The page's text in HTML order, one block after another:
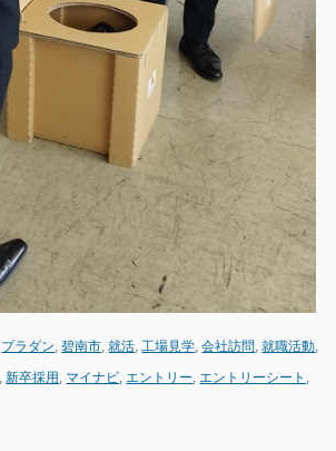
プラダン ,碧南市 ,就活 工場見学 ,会社訪問 ,就職活動
,新卒採用 マイナビ エントリー エントリーシート